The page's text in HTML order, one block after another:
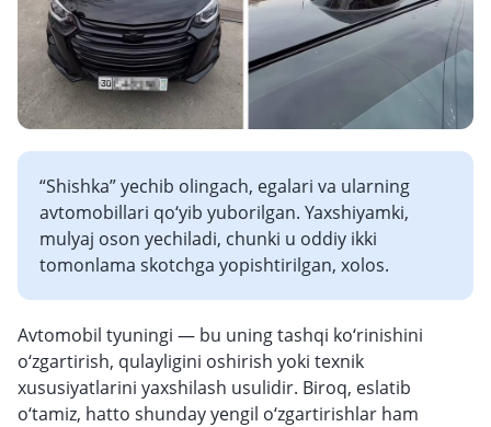
“Shishka” yechib olingach, egalari va ularning
avtomobillari qo‘yib yuborilgan. Yaxshiyamki,
mulyaj oson yechiladi, chunki u oddiy ikki
tomonlama skotchga yopishtirilgan, xolos.
Avtomobil tyuningi — bu uning tashqi ko‘rinishini
o‘zgartirish, qulayligini oshirish yoki texnik
xususiyatlarini yaxshilash usulidir. Biroq, eslatib
o‘tamiz, hatto shunday yengil o‘zgartirishlar ham